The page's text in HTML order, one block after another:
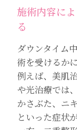
施術内容に
る
ダウンタイム
術を受けるか
例えば、美肌
や光治療では
かさぶた、ニ
といった症状